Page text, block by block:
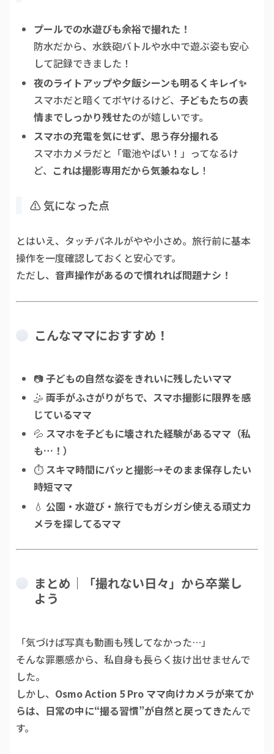
プールでの水遊びも余裕で撮れた！
防水だから、水鉄砲バトルや水中で遊ぶ姿も安心
して記録できました！
夜のライトアップや夕飯シーンも明るくキレイ✨
スマホだと暗くてボヤけるけど、子どもたちの表
情までしっかり残せたのが嬉しいです。
スマホの充電を気にせず、思う存分撮れる
スマホカメラだと「電池やばい！」ってなるけ
ど、 これは撮影専用だから気兼ねなし ！
⚠️ 気になった点
とはいえ、タッチパネルがやや小さめ。旅行前に基本
操作を一度確認しておくと安心です。
ただし、 音声操作があるので慣れれば問題ナシ！
こんなママにおすすめ！
📷子どもの自然な姿をきれいに残したいママ
🤹両手がふさがりがちで、スマホ撮影に限界を感
じているママ
💦 スマホを子どもに壊された経験があるママ（私
も…！）
⏱️ スキマ時間にパッと撮影→そのまま保存したい
時短ママ
💧 公園・水遊び・旅行でもガシガシ使える頑丈カ
メラを探してるママ
まとめ｜「撮れない日々」から卒業し
よう
「気づけば写真も動画も残してなかった…」
そんな罪悪感から、私自身も長らく抜け出せませんで
した。
しかし、 Osmo Action 5 Pro ママ向けカメラが来てか
らは、日常の中に“撮る習慣”が自然と戻ってきたんで
す。